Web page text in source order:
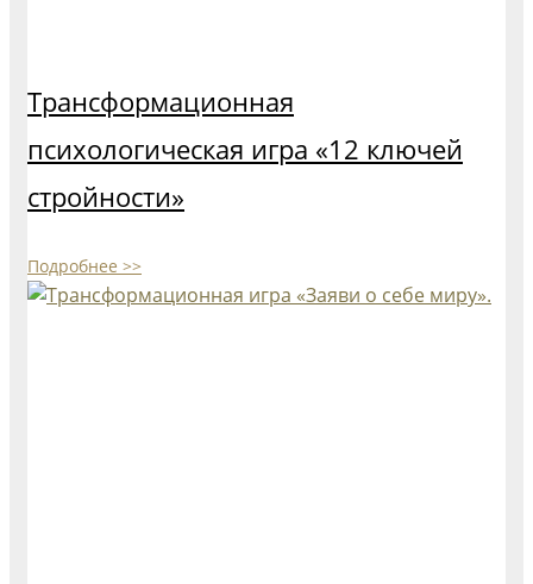
Трансформационная
психологическая игра​ «12 ключей
стройности»​
Подробнее >>